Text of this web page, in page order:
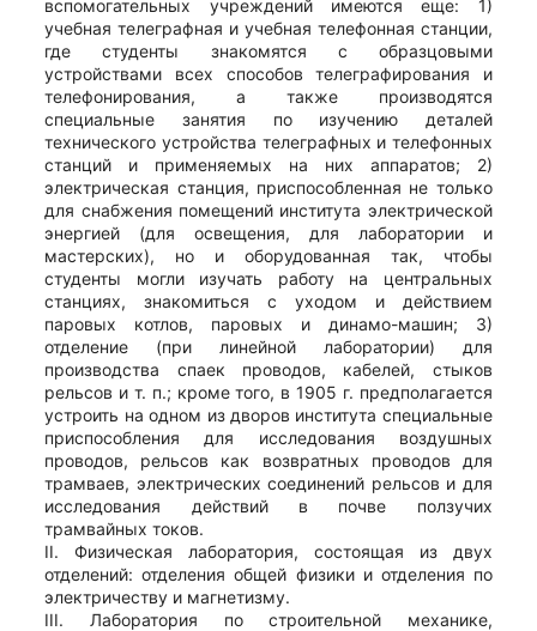
вспомогательных учреждений имеются еще: 1)
учебная телеграфная и учебная телефонная станции,
где студенты знакомятся с образцовыми
устройствами всех способов телеграфирования и
телефонирования, а также производятся
специальные занятия по изучению деталей
технического устройства телеграфных и телефонных
станций и применяемых на них аппаратов; 2)
электрическая станция, приспособленная не только
для снабжения помещений института электрической
энергией (для освещения, для лаборатории и
мастерских), но и оборудованная так, чтобы
студенты могли изучать работу на центральных
станциях, знакомиться с уходом и действием
паровых котлов, паровых и динамо-машин; 3)
отделение (при линейной лаборатории) для
производства спаек проводов, кабелей, стыков
рельсов и т. п.; кроме того, в 1905 г. предполагается
устроить на одном из дворов института специальные
приспособления для исследования воздушных
проводов, рельсов как возвратных проводов для
трамваев, электрических соединений рельсов и для
исследования действий в почве ползучих
трамвайных токов.
II. Физическая лаборатория, состоящая из двух
отделений: отделения общей физики и отделения по
электричеству и магнетизму.
III. Лаборатория по строительной механике,